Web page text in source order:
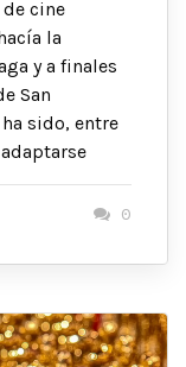
de cine
la
y a finales
San
ha sido, entre
0